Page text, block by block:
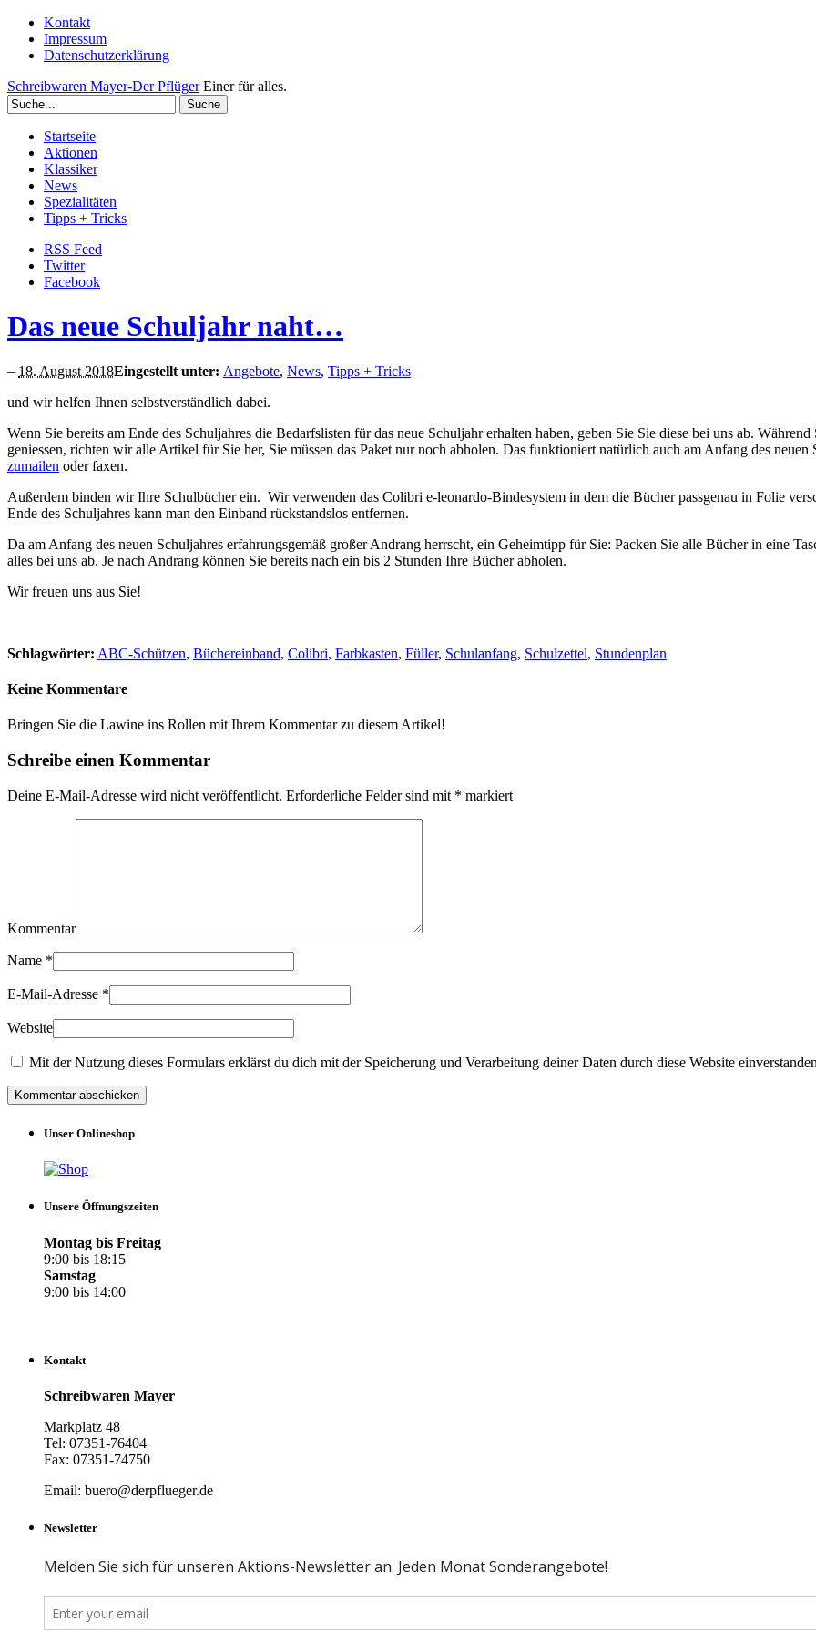
Kontakt
Impressum
Datenschutzerklärung
Schreibwaren Mayer-Der Pflüger Einer für alles.
Startseite
Aktionen
Klassiker
News
Spezialitäten
Tipps + Tricks
RSS Feed
Twitter
Facebook
Das neue Schuljahr naht…
– 18. August 2018Eingestellt unter: Angebote, News, Tipps + Tricks
und wir helfen Ihnen selbstverständlich dabei.
Wenn Sie bereits am Ende des Schuljahres die Bedarfslisten für das neue Schuljahr erhalten haben, geben Sie Sie diese bei uns ab.
geniessen, richten wir alle Artikel für Sie her, Sie müssen das Paket nur noch abholen. Das funktioniert natürlich auch am Anfang des
zumailen oder faxen.
Außerdem binden wir Ihre Schulbücher ein. Wir verwenden das Colibri e-leonardo-Bindesystem in dem die Bücher passgenau in Folie
Ende des Schuljahres kann man den Einband rückstandslos entfernen.
Da am Anfang des neuen Schuljahres erfahrungsgemäß großer Andrang herrscht, ein Geheimtipp für Sie: Packen Sie alle Bücher in eine
alles bei uns ab. Je nach Andrang können Sie bereits nach ein bis 2 Stunden Ihre Bücher abholen.
Wir freuen uns aus Sie!
Schlagwörter: ABC-Schützen, Büchereinband, Colibri, Farbkasten, Füller, Schulanfang, Schulzettel, Stundenplan
Keine Kommentare
Bringen Sie die Lawine ins Rollen mit Ihrem Kommentar zu diesem Artikel!
Schreibe einen Kommentar
Deine E-Mail-Adresse wird nicht veröffentlicht. Erforderliche Felder sind mit * markiert
Kommentar
Name *
E-Mail-Adresse *
Website
Mit der Nutzung dieses Formulars erklärst du dich mit der Speicherung und Verarbeitung deiner Daten durch diese Website
Unser Onlineshop
Unsere Öffnungszeiten
Montag bis Freitag
9:00 bis 18:15
Samstag
9:00 bis 14:00
Kontakt
Schreibwaren Mayer
Markplatz 48
Tel: 07351-76404
Fax: 07351-74750
Email: buero@derpflueger.de
Newsletter